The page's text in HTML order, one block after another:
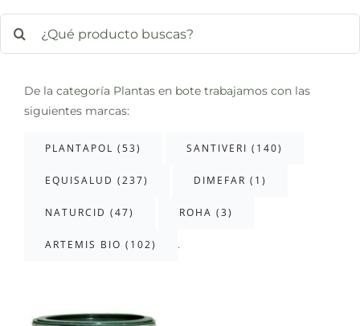
De la categoría Plantas en bote trabajamos con las
siguientes marcas:
PLANTAPOL (53) SANTIVERI (140)
EQUISALUD (237) DIMEFAR (1)
NATURCID (47) ROHA (3)
ARTEMIS BIO (102) .